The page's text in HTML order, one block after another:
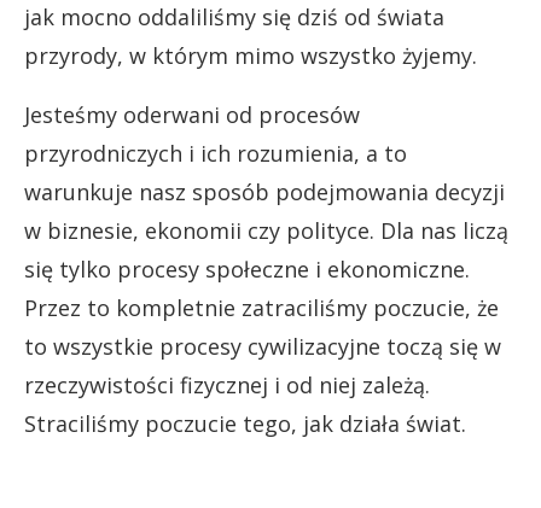
jak mocno oddaliliśmy się dziś od świata
przyrody, w którym mimo wszystko żyjemy.
Jesteśmy oderwani od procesów
przyrodniczych i ich rozumienia, a to
warunkuje nasz sposób podejmowania decyzji
w biznesie, ekonomii czy polityce. Dla nas liczą
się tylko procesy społeczne i ekonomiczne.
Przez to kompletnie zatraciliśmy poczucie, że
to wszystkie procesy cywilizacyjne toczą się w
rzeczywistości fizycznej i od niej zależą.
Straciliśmy poczucie tego, jak działa świat.